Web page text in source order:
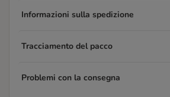
Informazioni sulla spedizione
Tracciamento del pacco
Problemi con la consegna